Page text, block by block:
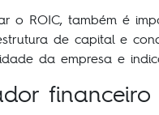
o ROIC, também é
de capital e
da empresa e
financeiro